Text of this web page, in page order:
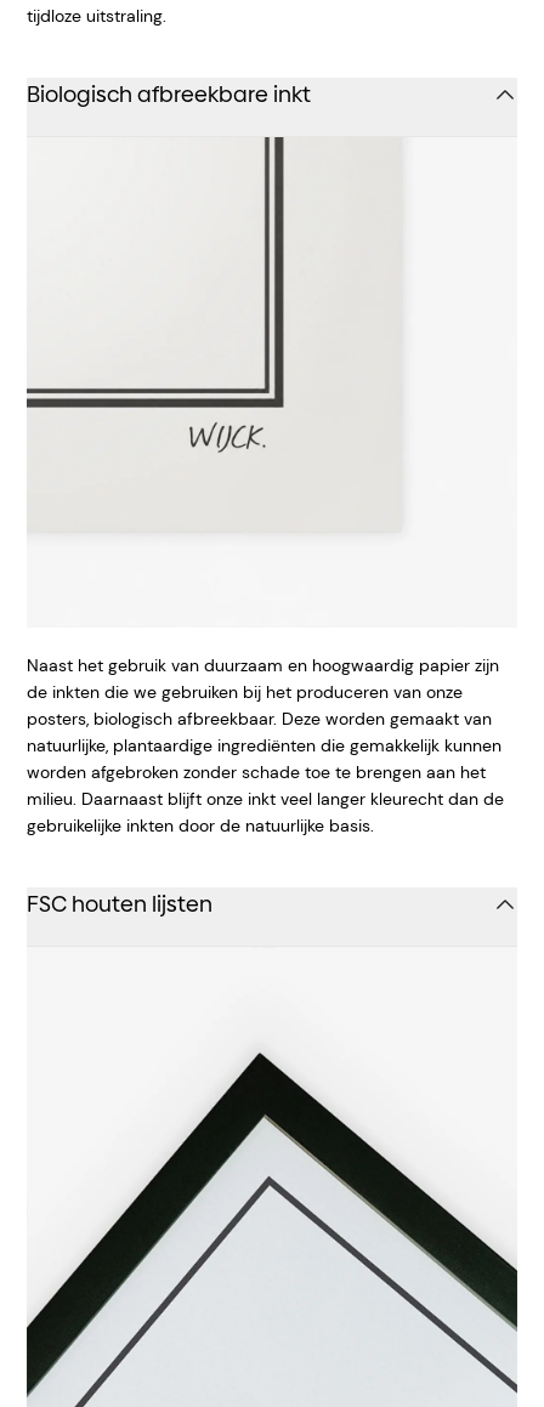
tijdloze uitstraling.
Biologisch afbreekbare inkt
Naast het gebruik van duurzaam en hoogwaardig papier zijn
de inkten die we gebruiken bij het produceren van onze
posters, biologisch afbreekbaar. Deze worden gemaakt van
natuurlijke, plantaardige ingrediënten die gemakkelijk kunnen
worden afgebroken zonder schade toe te brengen aan het
milieu. Daarnaast blijft onze inkt veel langer kleurecht dan de
gebruikelijke inkten door de natuurlijke basis.
FSC houten lijsten